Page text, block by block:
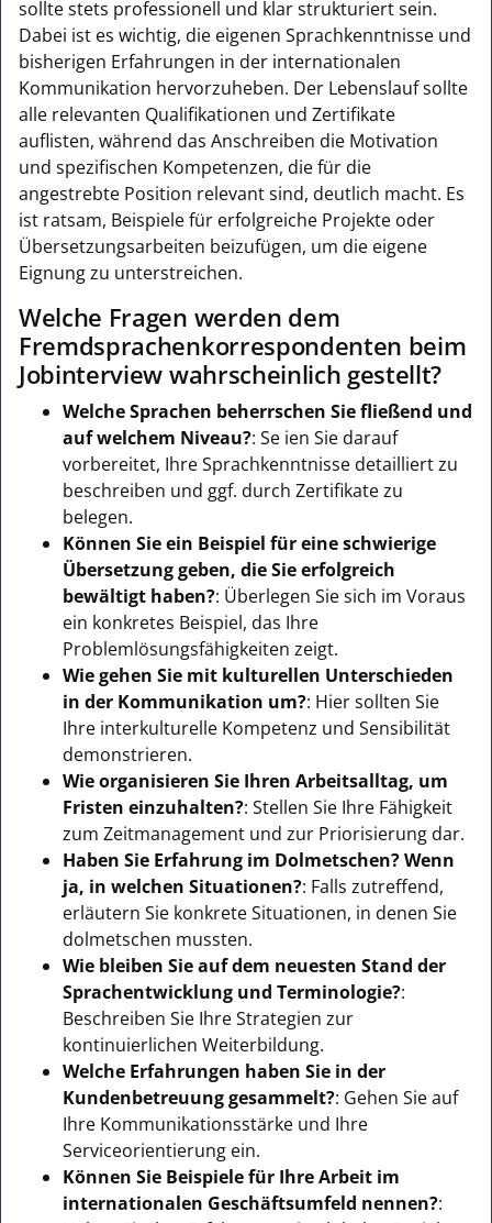
sollte stets professionell und klar strukturiert sein.
Dabei ist es wichtig, die eigenen Sprachkenntnisse und
bisherigen Erfahrungen in der internationalen
Kommunikation hervorzuheben. Der Lebenslauf sollte
alle relevanten Qualifikationen und Zertifikate
auflisten, während das Anschreiben die Motivation
und spezifischen Kompetenzen, die für die
angestrebte Position relevant sind, deutlich macht. Es
ist ratsam, Beispiele für erfolgreiche Projekte oder
Übersetzungsarbeiten beizufügen, um die eigene
Eignung zu unterstreichen.
Welche Fragen werden dem
Fremdsprachenkorrespondenten beim
Jobinterview wahrscheinlich gestellt?
Welche Sprachen beherrschen Sie fließend und
auf welchem Niveau?: Se ien Sie darauf
vorbereitet, Ihre Sprachkenntnisse detailliert zu
beschreiben und ggf. durch Zertifikate zu
belegen.
Können Sie ein Beispiel für eine schwierige
Übersetzung geben, die Sie erfolgreich
bewältigt haben?: Überlegen Sie sich im Voraus
ein konkretes Beispiel, das Ihre
Problemlösungsfähigkeiten zeigt.
Wie gehen Sie mit kulturellen Unterschieden
in der Kommunikation um?: Hier sollten Sie
Ihre interkulturelle Kompetenz und Sensibilität
demonstrieren.
Wie organisieren Sie Ihren Arbeitsalltag, um
Fristen einzuhalten?: Stellen Sie Ihre Fähigkeit
zum Zeitmanagement und zur Priorisierung dar.
Haben Sie Erfahrung im Dolmetschen? Wenn
ja, in welchen Situationen?: Falls zutreffend,
erläutern Sie konkrete Situationen, in denen Sie
dolmetschen mussten.
Wie bleiben Sie auf dem neuesten Stand der
Sprachentwicklung und Terminologie?:
Beschreiben Sie Ihre Strategien zur
kontinuierlichen Weiterbildung.
Welche Erfahrungen haben Sie in der
Kundenbetreuung gesammelt?: Gehen Sie auf
Ihre Kommunikationsstärke und Ihre
Serviceorientierung ein.
Können Sie Beispiele für Ihre Arbeit im
internationalen Geschäftsumfeld nennen?: